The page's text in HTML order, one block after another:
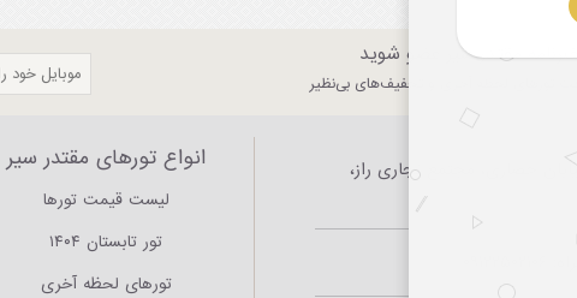
مقتدر سیر عضو شوید
تورهای لحظه آخری و تخفیف‌های بی‌نظیر
حصاری، مجتمع تجاری راز،
انواع تورهای مقتدر سیر
لیست قیمت تورها
تور تابستان ۱۴۰۴
تورهای لحظه آخری